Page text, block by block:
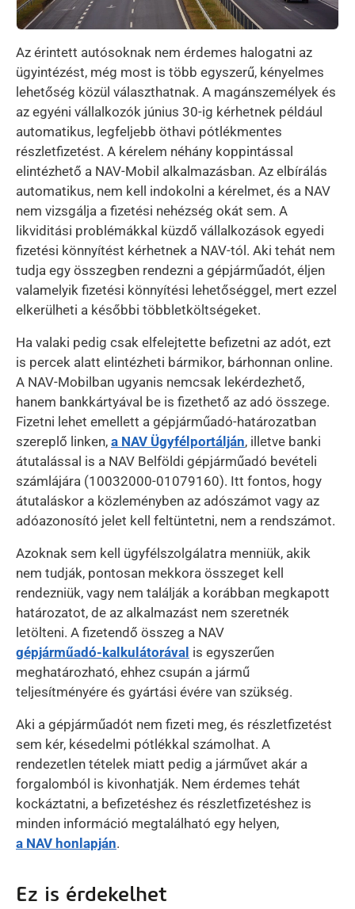
Az érintett autósoknak nem érdemes halogatni az
ügyintézést, még most is több egyszerű, kényelmes
lehetőség közül választhatnak. A magánszemélyek és
az egyéni vállalkozók június 30-ig kérhetnek például
automatikus, legfeljebb öthavi pótlékmentes
részletfizetést. A kérelem néhány koppintással
elintézhető a NAV-Mobil alkalmazásban. Az elbírálás
automatikus, nem kell indokolni a kérelmet, és a NAV
nem vizsgálja a fizetési nehézség okát sem. A
likviditási problémákkal küzdő vállalkozások egyedi
fizetési könnyítést kérhetnek a NAV-tól. Aki tehát nem
tudja egy összegben rendezni a gépjárműadót, éljen
valamelyik fizetési könnyítési lehetőséggel, mert ezzel
elkerülheti a későbbi többletköltségeket.
Ha valaki pedig csak elfelejtette befizetni az adót, ezt
is percek alatt elintézheti bármikor, bárhonnan online.
A NAV-Mobilban ugyanis nemcsak lekérdezhető,
hanem bankkártyával be is fizethető az adó összege.
Fizetni lehet emellett a gépjárműadó-határozatban
szereplő linken, a NAV Ügyfélportálján, illetve banki
átutalással is a NAV Belföldi gépjárműadó bevételi
számlájára (10032000-01079160). Itt fontos, hogy
átutaláskor a közleményben az adószámot vagy az
adóazonosító jelet kell feltüntetni, nem a rendszámot.
Azoknak sem kell ügyfélszolgálatra menniük, akik
nem tudják, pontosan mekkora összeget kell
rendezniük, vagy nem találják a korábban megkapott
határozatot, de az alkalmazást nem szeretnék
letölteni. A fizetendő összeg a NAV
gépjárműadó-kalkulátorával is egyszerűen
meghatározható, ehhez csupán a jármű
teljesítményére és gyártási évére van szükség.
Aki a gépjárműadót nem fizeti meg, és részletfizetést
sem kér, késedelmi pótlékkal számolhat. A
rendezetlen tételek miatt pedig a járművet akár a
forgalomból is kivonhatják. Nem érdemes tehát
kockáztatni, a befizetéshez és részletfizetéshez is
minden információ megtalálható egy helyen,
a NAV honlapján.
Ez is érdekelhet